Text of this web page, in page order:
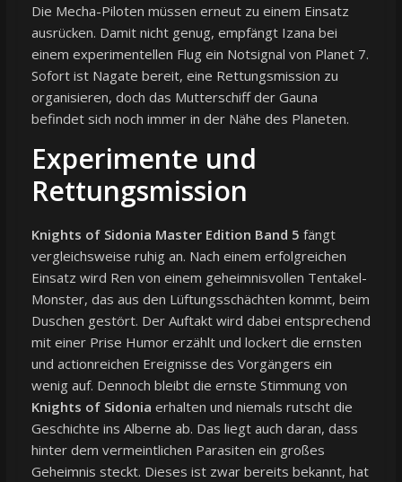
Die Mecha-Piloten müssen erneut zu einem Einsatz
ausrücken. Damit nicht genug, empfängt Izana bei
einem experimentellen Flug ein Notsignal von Planet 7.
Sofort ist Nagate bereit, eine Rettungsmission zu
organisieren, doch das Mutterschiff der Gauna
befindet sich noch immer in der Nähe des Planeten.
Experimente und
Rettungsmission
Knights of Sidonia Master Edition Band 5 fängt
vergleichsweise ruhig an. Nach einem erfolgreichen
Einsatz wird Ren von einem geheimnisvollen Tentakel-
Monster, das aus den Lüftungsschächten kommt, beim
Duschen gestört. Der Auftakt wird dabei entsprechend
mit einer Prise Humor erzählt und lockert die ernsten
und actionreichen Ereignisse des Vorgängers ein
wenig auf. Dennoch bleibt die ernste Stimmung von
Knights of Sidonia erhalten und niemals rutscht die
Geschichte ins Alberne ab. Das liegt auch daran, dass
hinter dem vermeintlichen Parasiten ein großes
Geheimnis steckt. Dieses ist zwar bereits bekannt, hat